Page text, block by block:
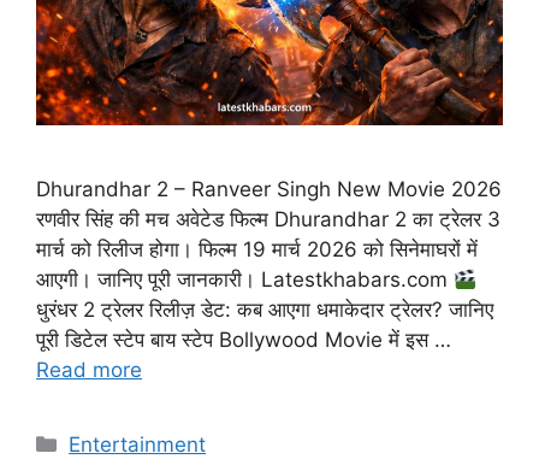
Dhurandhar 2 – Ranveer Singh New Movie 2026
रणवीर सिंह की मच अवेटेड फिल्म Dhurandhar 2 का ट्रेलर 3
मार्च को रिलीज होगा। फिल्म 19 मार्च 2026 को सिनेमाघरों में
आएगी। जानिए पूरी जानकारी। Latestkhabars.com
धुरंधर 2 ट्रेलर रिलीज़ डेट: कब आएगा धमाकेदार ट्रेलर? जानिए
पूरी डिटेल स्टेप बाय स्टेप Bollywood Movie में इस …
Read more
Categories
Entertainment